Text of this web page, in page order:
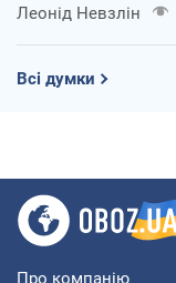
Леонід Невзлін
Всі думки
Про компанію